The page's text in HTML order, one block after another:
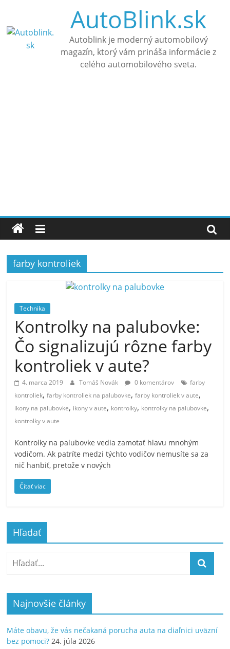
content
AutoBlink.sk
Autoblink je moderný automobilový
magazín, ktorý vám prináša informácie z
celého automobilového sveta.
farby kontroliek
Technika
Kontrolky na palubovke:
Čo signalizujú rôzne farby
kontroliek v aute?
4. marca 2019 Tomáš Novák 0 komentárov
farby
kontroliek,farby kontroliek na palubovke,farby kontroliek v aute,
ikony na palubovke, ikony v aute, kontrolky, kontrolky na palubovke,
kontrolky v aute
Kontrolky na palubovke vedia zamotať hlavu mnohým
vodičom. Ak patríte medzi týchto vodičov nemusíte sa za
nič hanbiť, pretože v nových
Čítať viac
Hľadať
Najnovšie články
Máte obavu, že vás nečakaná porucha auta na diaľnici uväzní
bez pomoci? 24. júla 2026